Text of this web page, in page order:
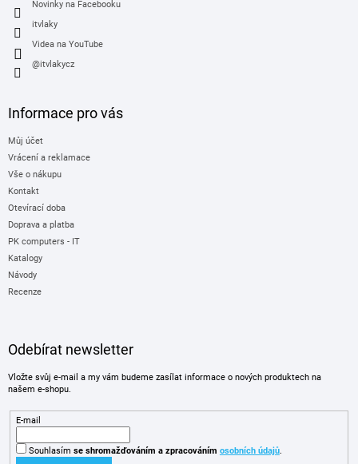
Novinky na Facebooku
itvlaky
Videa na YouTube
@itvlakycz
Informace pro vás
Můj účet
Vrácení a reklamace
Vše o nákupu
Kontakt
Otevírací doba
Doprava a platba
PK computers - IT
Katalogy
Návody
Recenze
Odebírat newsletter
Vložte svůj e-mail a my vám budeme zasílat informace o nových produktech na
našem e-shopu.
E-mail
Souhlasím se shromažďováním a zpracováním osobních údajů.